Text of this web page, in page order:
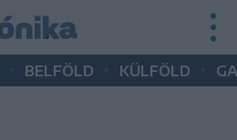
BELFÖLD KÜLFÖLD